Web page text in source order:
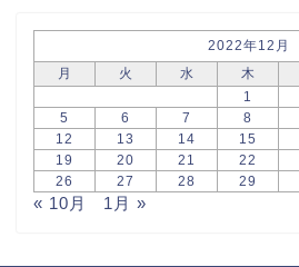
2022年12月
月
火 水 木
1
5
6 7 8
12
13 14 15
19
20 21 22
26
27 28 29
« 10月 1月 »